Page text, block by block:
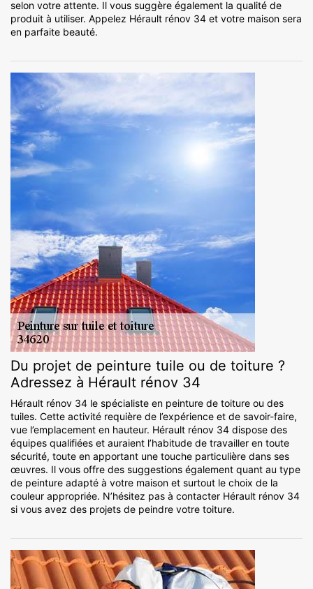
selon votre attente. Il vous suggère également la qualité de
produit à utiliser. Appelez Hérault rénov 34 et votre maison sera
en parfaite beauté.
Du projet de peinture tuile ou de toiture ?
Adressez à Hérault rénov 34
Hérault rénov 34 le spécialiste en peinture de toiture ou des
tuiles. Cette activité requière de l’expérience et de savoir-faire,
vue l’emplacement en hauteur. Hérault rénov 34 dispose des
équipes qualifiées et auraient l’habitude de travailler en toute
sécurité, toute en apportant une touche particulière dans ses
œuvres. Il vous offre des suggestions également quant au type
de peinture adapté à votre maison et surtout le choix de la
couleur appropriée. N’hésitez pas à contacter Hérault rénov 34
si vous avez des projets de peindre votre toiture.